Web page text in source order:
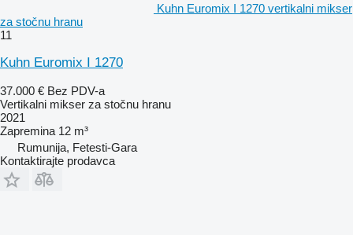
Kuhn Euromix I 1270 vertikalni mikser
za stočnu hranu
11
Kuhn Euromix I 1270
37.000 € Bez PDV-a
Vertikalni mikser za stočnu hranu
2021
Zapremina 12 m³
Rumunija, Fetesti-Gara
Kontaktirajte prodavca